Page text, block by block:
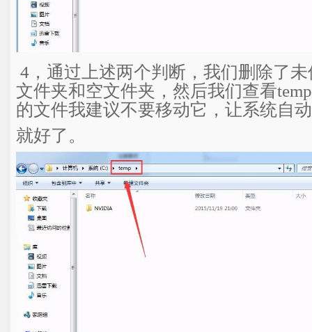
4，通过上述两个判断，我们删除了
文件夹和空文件夹，然后我们查看
的文件我建议不要移动它，让系统自
就好了。